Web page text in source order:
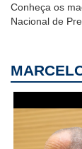
Conheça os
Nacional de